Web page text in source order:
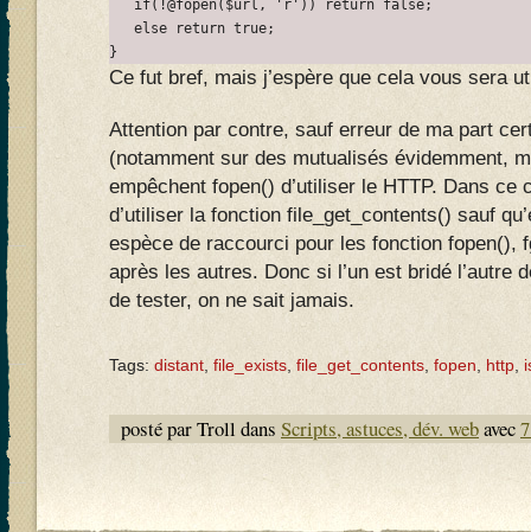
   if(!@fopen($url, 'r')) return false;
   else return true;
}
Ce fut bref, mais j’espère que cela vous sera
Attention par contre, sauf erreur de ma part
(notamment sur des mutualisés évidemment,
empêchent fopen() d’utiliser le HTTP. Dans ce
d’utiliser la fonction file_get_contents() sauf
espèce de raccourci pour les fonction fopen(),
après les autres. Donc si l’un est bridé l’autre
de tester, on ne sait jamais.
Tags: distant file_exists file_get_contents fopen http
posté par Troll dans Scripts, astuces, dév. webavec